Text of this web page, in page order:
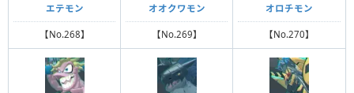
エテモン
【No.268】
オオクワモン
【No.269】
オロチモン
【No.270】